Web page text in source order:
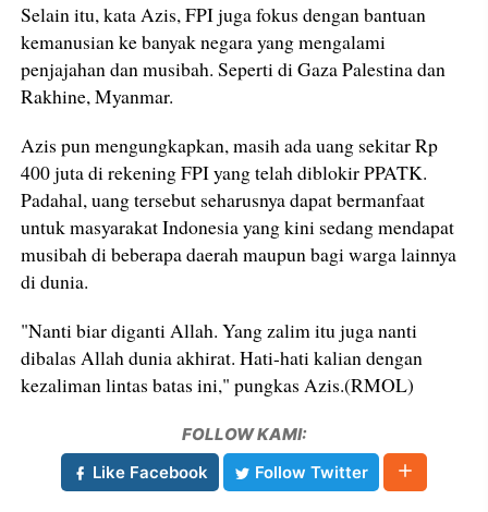
Selain itu, kata Azis, FPI juga fokus dengan bantuan
kemanusian ke banyak negara yang mengalami
penjajahan dan musibah. Seperti di Gaza Palestina dan
Rakhine, Myanmar.
Azis pun mengungkapkan, masih ada uang sekitar Rp
400 juta di rekening FPI yang telah diblokir PPATK.
Padahal, uang tersebut seharusnya dapat bermanfaat
untuk masyarakat Indonesia yang kini sedang mendapat
musibah di beberapa daerah maupun bagi warga lainnya
di dunia.
"Nanti biar diganti Allah. Yang zalim itu juga nanti
dibalas Allah dunia akhirat. Hati-hati kalian dengan
kezaliman lintas batas ini," pungkas Azis.(RMOL)
FOLLOW KAMI:
Like Facebook
Follow Twitter